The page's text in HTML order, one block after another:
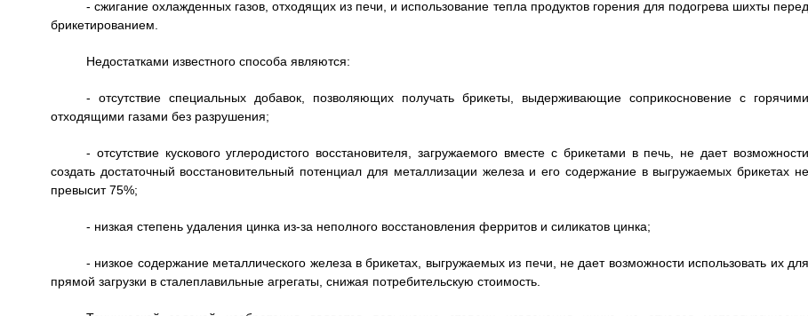
- сжигание охлажденных газов, отходящих из печи, и использование тепла продуктов горения для подогрева шихты перед
брикетированием.
Недостатками известного способа являются:
- отсутствие специальных добавок, позволяющих получать брикеты, выдерживающие соприкосновение с горячими
отходящими газами без разрушения;
- отсутствие кускового углеродистого восстановителя, загружаемого вместе с брикетами в печь, не дает возможности
создать достаточный восстановительный потенциал для металлизации железа и его содержание в выгружаемых брикетах не
превысит 75%;
- низкая степень удаления цинка из-за неполного восстановления ферритов и силикатов цинка;
- низкое содержание металлического железа в брикетах, выгружаемых из печи, не дает возможности использовать их для
прямой загрузки в сталеплавильные агрегаты, снижая потребительскую стоимость.